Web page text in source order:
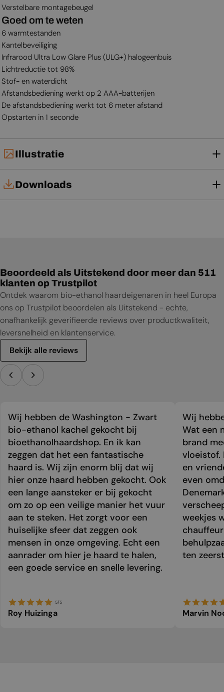
Verstelbare montagebeugel
Goed om te weten
6 warmtestanden
Kantelbeveiliging
Infrarood Ultra Low Glare Plus (ULG+) halogeenbuis
Lichtreductie tot 98%
Stof- en waterdicht
Afstandsbediening werkt op 2 AAA-batterijen
De afstandsbediening werkt tot 6 meter afstand
Opstarten in 1 seconde
Illustratie
Downloads
Beoordeeld als Uitstekend door meer dan 511
klanten op Trustpilot
Ontdek waarom bio-ethanol haardeigenaren in heel Europa
ons op Trustpilot beoordelen als Uitstekend - echte,
onafhankelijk geverifieerde reviews over productkwaliteit,
leversnelheid en klantenservice.
Bekijk alle reviews
Wij hebben de Washington - Zwart
bio-ethanol kachel gekocht bij
bioethanolhaardshop. En ik kan
zeggen dat het een fantastische
haard is. Wij zijn enorm blij dat wij
hier onze haard hebben gekocht. Ook
een lange aansteker er bij gekocht
om zo op een veilige manier het vuur
aan te steken. Het zorgt voor een
huiselijke sfeer dat zeggen ook
mensen in onze omgeving. Echt een
aanrader om hier je haard te halen,
een goede service en snelle levering.
5/5
Roy Huizinga
Wij
Wat een
brand
vloeistof.
en
even
weekjes
ten
Marvin